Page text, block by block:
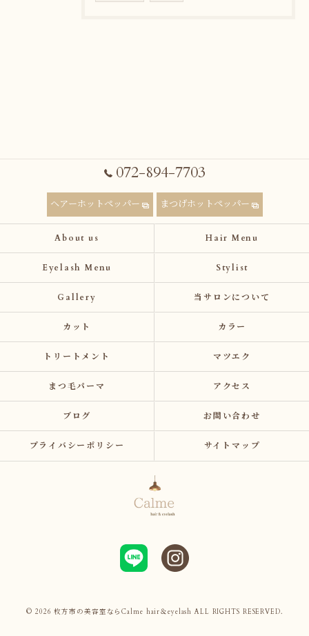
072-894-7703
ヘアーホットペッパー まつげホットペッパー
About us Hair Menu
Eyelash Menu Stylist
Gallery 当サロンについて
カット カラー
トリートメント マツエク
まつ毛パーマ アクセス
ブログ お問い合わせ
プライバシーポリシー サイトマップ
© 2026 枚方市の美容室ならCalme hair＆eyelash ALL RIGHTS RESERVED.